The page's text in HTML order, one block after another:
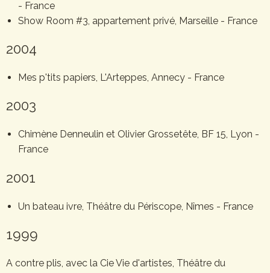
- France
Show Room #3, appartement privé, Marseille - France
2004
Mes p'tits papiers, L'Arteppes, Annecy - France
2003
Chimène Denneulin et Olivier Grossetête, BF 15, Lyon -
France
2001
Un bateau ivre, Théâtre du Périscope, Nîmes - France
1999
A contre plis, avec la Cie Vie d'artistes, Théâtre du